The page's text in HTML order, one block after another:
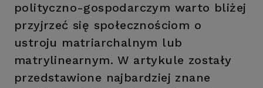
polityczno-gospodarczym warto bliżej
przyjrzeć się społecznościom o
ustroju matriarchalnym lub
matrylinearnym. W artykule zostały
przedstawione najbardziej znane